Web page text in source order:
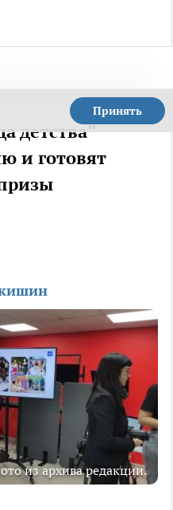
Принять
детства"
и готовят
из архива редакции.